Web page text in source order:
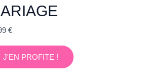
€
J'EN PROFITE !